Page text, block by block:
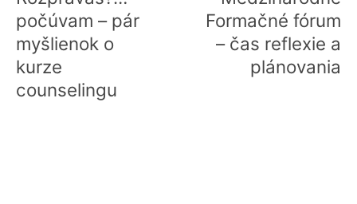
článku
počúvam – pár
myšlienok o
kurze
counselingu
Formačné fórum
– čas reflexie a
plánovania